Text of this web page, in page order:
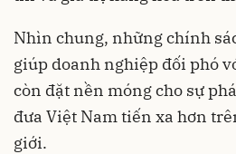
Nhìn chung, những chính
giúp doanh nghiệp đối phó
còn đặt nền móng cho sự
đưa Việt Nam tiến xa hơn
giới.